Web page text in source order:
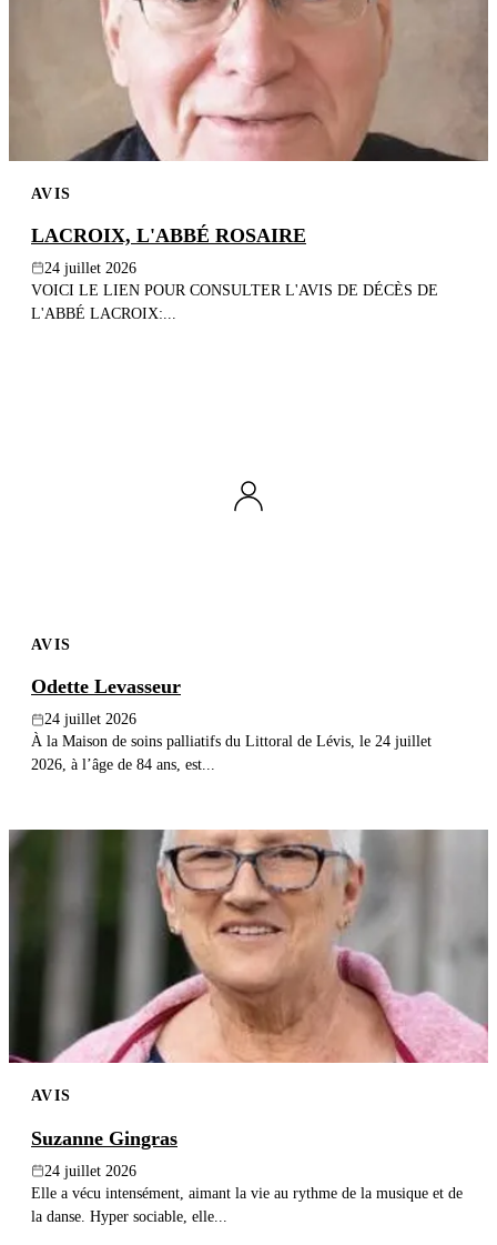
AVIS
LACROIX, L'ABBÉ ROSAIRE
24 juillet 2026
VOICI LE LIEN POUR CONSULTER L'AVIS DE DÉCÈS DE
L'ABBÉ LACROIX:...
AVIS
Odette Levasseur
24 juillet 2026
À la Maison de soins palliatifs du Littoral de Lévis, le 24 juillet
2026, à l’âge de 84 ans, est...
AVIS
Suzanne Gingras
24 juillet 2026
Elle a vécu intensément, aimant la vie au rythme de la musique et de
la danse. Hyper sociable, elle...